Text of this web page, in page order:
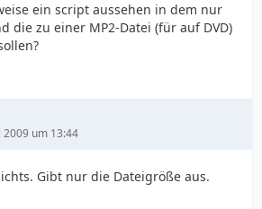
ein script aussehen in dem nur
die zu einer MP2-Datei (für auf DVD)
2009 um 13:44
Gibt nur die Dateigröße aus.